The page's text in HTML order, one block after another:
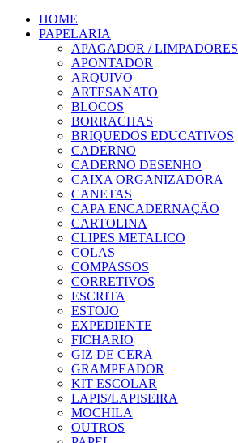
HOME
PAPELARIA
APAGADOR / LIMPADORES
APONTADOR
ARQUIVO
ARTESANATO
BLOCOS
BORRACHAS
BRIQUEDOS EDUCATIVOS
CADERNO
CADERNO DESENHO
CAIXA ORGANIZADORA
CANETAS
CAPA ENCADERNAÇÃO
CARTOLINA
CLIPES METALICO
COLAS
COMPASSOS
CORRETIVOS
ESCRITA
ESTOJO
EXPEDIENTE
FICHARIO
GIZ DE CERA
GRAMPEADOR
KIT ESCOLAR
LAPIS/LAPISEIRA
MOCHILA
OUTROS